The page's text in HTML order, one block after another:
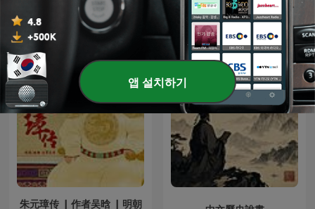
成人情色天堂app
[KBS] 다큐멘터리 역사를 찾
아서
朱元璋传 ▏作者吴晗 ▏明朝
앱 설치하기